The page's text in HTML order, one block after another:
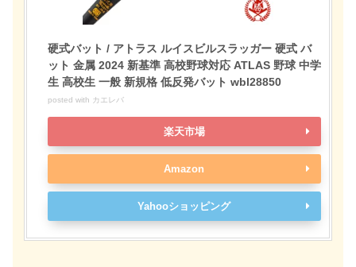
硬式バット / アトラス ルイスビルスラッガー 硬式 バ
ット 金属 2024 新基準 高校野球対応 ATLAS 野球 中学
生 高校生 一般 新規格 低反発バット wbl28850
posted with カエレバ
楽天市場
Amazon
Yahooショッピング